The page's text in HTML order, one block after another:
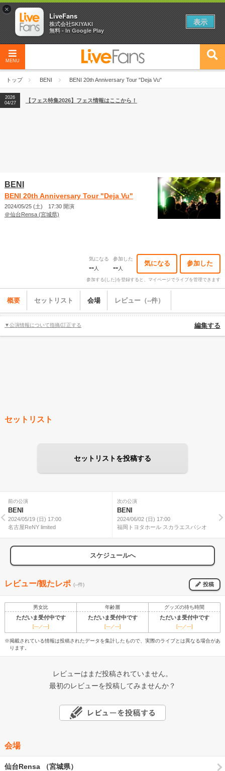
MENU
トップ BENI BENI 20th Anniversary Tour "Deja Vu"
2026
04/27
2026
【ライブ動員ランキング】2026年上半期編発表！
2026
04/27
【フェス特集2026】フェス情報はここから！
BENI
BENI 20th Anniversary Tour "Deja Vu"
2024/05/25 (土) 17:30 開演
＠仙台Rensa (宮城県)
気になる
--人
参加した
--人
気になる 参加した
参加する(した)を登録すると、マイページでライブを管理できます
概要 セットリスト 会場 レビュー（--件）
▼公演情報について指摘/訂正する 編集する
セットリスト
セットリストを投稿する
前の公演
BENI
2024/05/19 (日) 17:00
名古屋ReNY limited
次の公演
BENI
2024/06/02 (日) 17:00
福岡トヨタホール スカラエスパシオ
スケジュールへ
レビュー/観たレポ (--件) 投稿
男女比 年齢層 グッズの待ち時間
ただいま受付中です ただいま受付中です ただいま受付中です
[---／---] [---／---] [---／---]
※掲載されている情報は投稿されたデータを集計したもので、実際のライブとは異なる場合があ
ります。
レビューはまだ投稿されていません。
最初のレビューを投稿してみませんか？
会場
仙台Rensa （宮城県）
×
LiveFans
株式会社SKIYAKI
無料 - In Google Play
表示